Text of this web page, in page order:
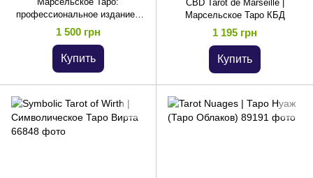
профессиональное издание |
Tarot of Marseille: Professional
Edition
1 500 грн
Купить
CBD Tarot de Marseille |
Марсельское Таро КБД
1 195 грн
Купить